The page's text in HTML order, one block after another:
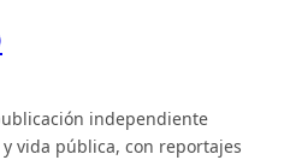
independiente
vida pública, con reportajes